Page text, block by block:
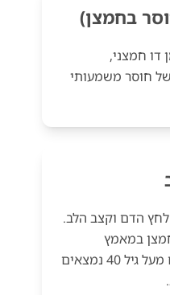
בחמצן)
דו חמצני,
חוסר משמעותי
לחץ הדם וקצב הלב.
במאמץ
אינטנסיבי, רצים מעשנים מעל גיל 40 נמצאים